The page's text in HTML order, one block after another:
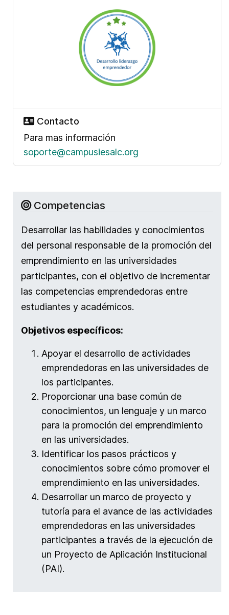
Contacto
Para mas información
soporte@campusiesalc.org
Competencias
Desarrollar las habilidades y conocimientos
del personal responsable de la promoción del
emprendimiento en las universidades
participantes, con el objetivo de incrementar
las competencias emprendedoras entre
estudiantes y académicos.
Objetivos específicos:
Apoyar el desarrollo de actividades
emprendedoras en las universidades de
los participantes.
Proporcionar una base común de
conocimientos, un lenguaje y un marco
para la promoción del emprendimiento
en las universidades.
Identificar los pasos prácticos y
conocimientos sobre cómo promover el
emprendimiento en las universidades.
Desarrollar un marco de proyecto y
tutoría para el avance de las actividades
emprendedoras en las universidades
participantes a través de la ejecución de
un Proyecto de Aplicación Institucional
(PAI).